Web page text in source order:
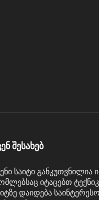
შესახებ
საიტი განკუთვნილია
იტაცებთ
დაიდება